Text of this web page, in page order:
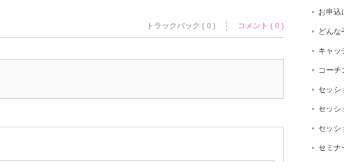
トラックバック ( 0 ) コメント ( 0 )
お申込
どんな
キャッ
コーチ
セッシ
セッシ
セッシ
セミナ